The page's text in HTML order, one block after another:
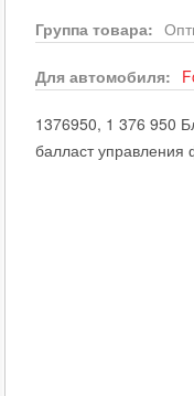
Группа товара:
Для автомобиля:
1376950, 1 376 950
балласт управления